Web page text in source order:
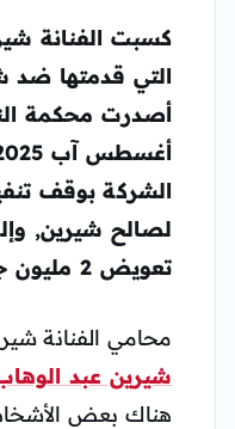
كسبت الفنانة
التي قدمتها ضد
الشركة بوقف
لصالح شيرين,
تعويض 2 مليون جنية مصري.
محامي الفنانة
شيرين عبد
هناك بعض